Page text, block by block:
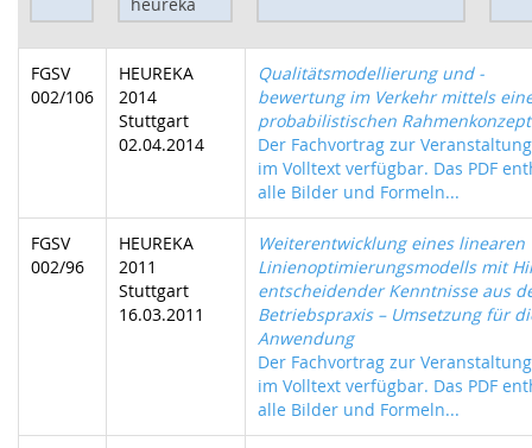
FGSV
002/106
HEUREKA
2014
Stuttgart
02.04.2014
Qualitätsmodellierung und -
bewertung im Verkehr mittels
probabilistischen
Der Fachvortrag zur
im Volltext verfügbar. Das PDF
alle Bilder und Formeln...
FGSV
002/96
HEUREKA
2011
Stuttgart
16.03.2011
Weiterentwicklung eines linearen
Linienoptimierungsmodells mit
entscheidender Kenntnisse aus
Betriebspraxis – Umsetzung für
Anwendung
Der Fachvortrag zur
im Volltext verfügbar. Das PDF
alle Bilder und Formeln...